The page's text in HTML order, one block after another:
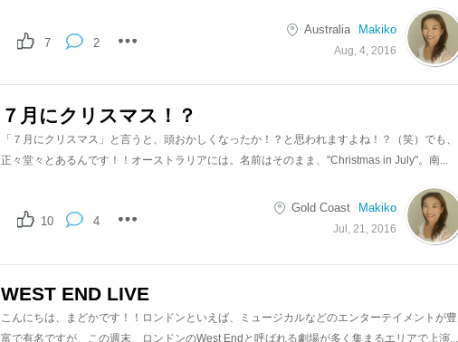
Australia Makiko
Aug, 4, 2016
2
7
７月にクリスマス！？
「７月にクリスマス」と言うと、頭おかしくなったか！？と思われますよね！？（笑）でも、
正々堂々とあるんです！！オーストラリアには。名前はそのまま、"Christmas in July"。南...
Gold Coast Makiko
Jul, 21, 2016
4
10
WEST END LIVE
こんにちは、まどかです！！ロンドンといえば、ミュージカルなどのエンターテイメントが豊
富で有名ですが、この週末、ロンドンのWest Endと呼ばれる劇場が多く集まるエリアで上演...